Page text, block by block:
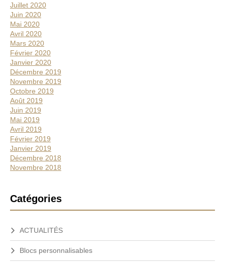
Juillet 2020
Juin 2020
Mai 2020
Avril 2020
Mars 2020
Février 2020
Janvier 2020
Décembre 2019
Novembre 2019
Octobre 2019
Août 2019
Juin 2019
Mai 2019
Avril 2019
Février 2019
Janvier 2019
Décembre 2018
Novembre 2018
Catégories
ACTUALITÉS
Blocs personnalisables